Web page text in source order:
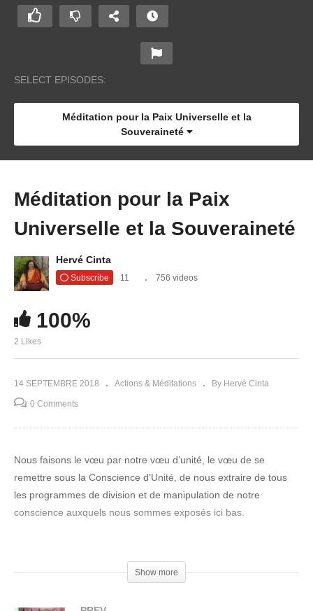
SELECT EPISODES:
Méditation pour la Paix Universelle et la
Souveraineté
Méditation pour la Paix
Universelle et la Souveraineté
Hervé Cinta
Subscribe 11 756 videos
100%
2 Likes
14 SEPTEMBRE 2018 Actions & Méditations By Hervé Cinta
0 Comments
Nous faisons le vœu par notre vœu d’unité, le vœu de se
remettre sous la Conscience d’Unité, de nous extraire de tous
les programmes de division et de manipulation de notre
conscience auxquels nous sommes exposés ici bas.
christique, c’est à dire la conscience de ce que nous sommes
Show more